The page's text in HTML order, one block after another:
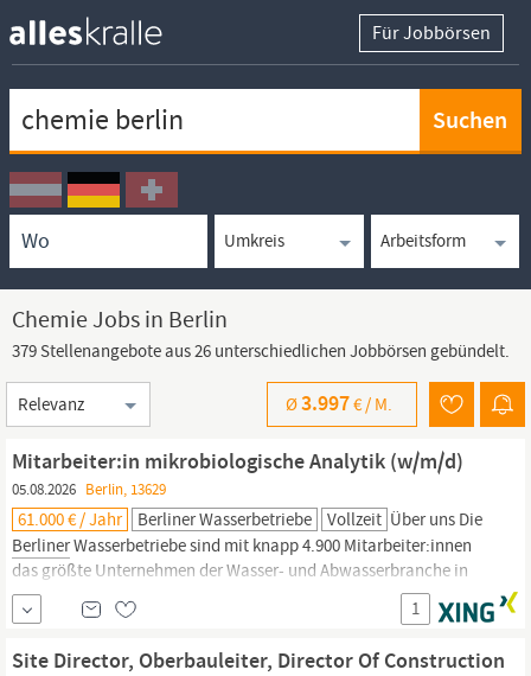
Für Jobbörsen
Ortssuche
Umkreissuche
Arbeitsform
Chemie Jobs in Berlin
379 Stellenangebote aus 26 unterschiedlichen Jobbörsen gebündelt.
Sortierung
Ø3.997€ / M.
Mitarbeiter:in mikrobiologische Analytik (w/m/d)
05.08.2026 Berlin, 13629
61.000 € / Jahr Berliner Wasserbetriebe Vollzeit Über uns Die
BerlinerWasserbetriebe sind mit knapp 4.900 Mitarbeiter:innen
das größte Unternehmen der Wasser- und Abwasserbranche in
Deutschland. Als Unternehmen des Landes
gestalten und
fördern wir die lebenswerte, moderne Metropole
Berlin.Die
1
Site Director, Oberbauleiter, Director Of Construction